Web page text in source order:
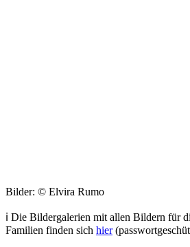
Bilder: © Elvira Rumo
ℹ️ Die Bildergalerien mit allen Bildern für
Familien finden sich hier